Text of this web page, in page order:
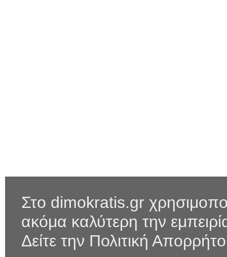
Στο dimokratis.gr
ακόμα καλύτερη την
Δείτε την Πολιτική